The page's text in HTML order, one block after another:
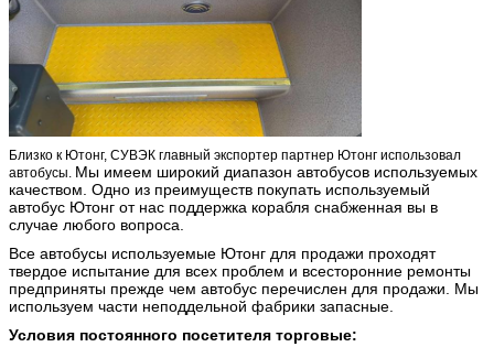
Тип автошины
11Р22.5
Близко к Ютонг, СУВЭК главный экспортер партнер Ютонг использовал
автобусы. Мы имеем широкий диапазон автобусов используемых
качеством. Одно из преимуществ покупать используемый
автобус Ютонг от нас поддержка корабля снабженная вы в
случае любого вопроса.
Все автобусы используемые Ютонг для продажи проходят
твердое испытание для всех проблем и всесторонние ремонты
предприняты прежде чем автобус перечислен для продажи. Мы
используем части неподдельной фабрики запасные.
Условия постоянного посетителя торговые: